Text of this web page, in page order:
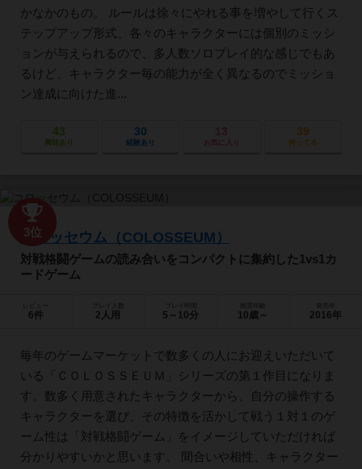
かなかのもの。 ルールは徐々にやれる事を増やして行くス
テップアップ形式、各々のキャラクターには個別のミッシ
ョンが与えられるので、多人数ソロプレイ的な感じでもあ
るけど、キャラクター毎の能力が全く異なるのでミッショ
ン達成に向けた進...
43
興味あり
30
経験あり
13
お気に入り
39
持ってる
3位
コロッセウム（COLOSSEUM）
対戦格闘ゲームの読み合いをコンパクトに集約した1vs1カ
ードゲーム
6件
プレイ人数
2人用 5～10分 10歳～ 2016年
毎年のゲームマーケットで数多くの人にお迎えいただいて
いる「ＣＯＬＯＳＳＥＵＭ」シリーズの第１作目になりま
す。数多く用意されたキャラクターから、自分の操作する
キャラクターを選び、その特徴を活かして戦う１対１のゲ
ーム性は「対戦格闘ゲーム」をイメージしていただければ
分かりやすいかと思います。 間合いや相性、キャラクター